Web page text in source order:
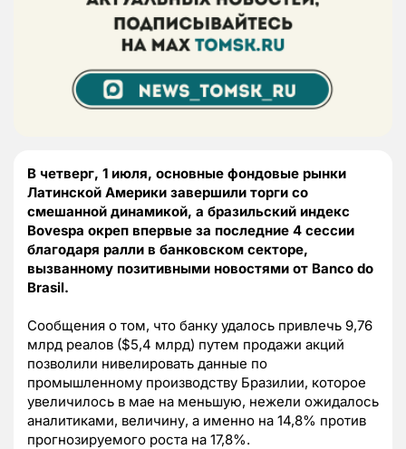
В четверг, 1 июля, основные фондовые рынки
Латинской Америки завершили торги со
смешанной динамикой, а бразильский индекс
Bovespa окреп впервые за последние 4 сессии
благодаря ралли в банковском секторе,
вызванному позитивными новостями от Banco do
Brasil.
Сообщения о том, что банку удалось привлечь 9,76
млрд реалов ($5,4 млрд) путем продажи акций
позволили нивелировать данные по
промышленному производству Бразилии, которое
увеличилось в мае на меньшую, нежели ожидалось
аналитиками, величину, а именно на 14,8% против
прогнозируемого роста на 17,8%.